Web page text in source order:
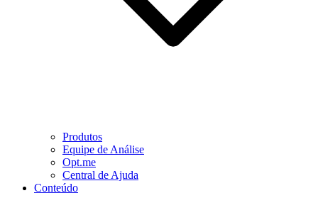
Produtos
Equipe de Análise
Opt.me
Central de Ajuda
Conteúdo